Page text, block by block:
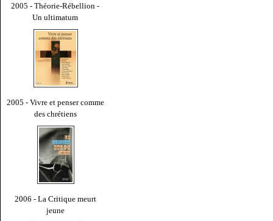
2005 - Théorie-Rébellion -
Un ultimatum
2005 - Vivre et penser comme
des chrétiens
2006 - La Critique meurt
jeune